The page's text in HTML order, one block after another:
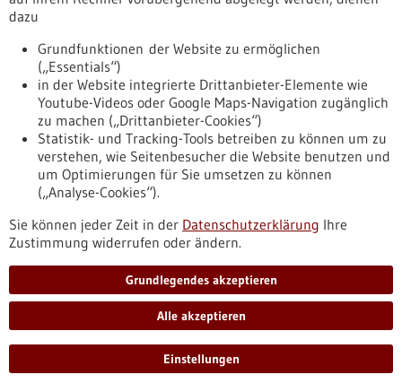
https://www.gesundheitsindustrie-
bw.de/fachbeitrag/pm/patientenvereinigung-sammelt-10-
000-euro-fuer-arbeit-pura-syndrom-spende-fuer-
erforschung-der-seltenen-neuronalen-entwicklungsst
Pressemitteilung - 14.11.2024
Mobile Schlaganfallversorgung. 5G-Netz und
moderne Medizintechnologie retten Leben.
Das Projekt RettungsNetz-5G soll die akute medizinische
Konkret geht es darum, Diagnostik und erste
Therapieschritte an den Einsatzort zu bringen, unter
anderem bei Patientinnen und Patienten mit Schlaganfall.
https://www.gesundheitsindustrie-
bw.de/fachbeitrag/pm/mobile-schlaganfallversorgung-5g-
netz-und-moderne-medizintechnologie-retten-leben
Pressemitteilung - 14.11.2024
dazu
Grundfunktionen der Website zu ermöglichen
(„Essentials“)
in der Website integrierte Drittanbieter-Elemente wie
Youtube-Videos oder Google Maps-Navigation zugänglich
zu machen („Drittanbieter-Cookies“)
Statistik- und Tracking-Tools betreiben zu können um zu
verstehen, wie Seitenbesucher die Website benutzen und
um Optimierungen für Sie umsetzen zu können
(„Analyse-Cookies“).
Sie können jeder Zeit in der Datenschutzerklärung Ihre
Zustimmung widerrufen oder ändern.
Grundlegendes akzeptieren
Alle akzeptieren
Einstellungen